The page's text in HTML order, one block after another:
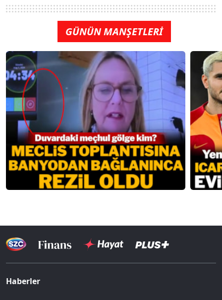
GÜNÜN MANŞETLERİ
Haberler